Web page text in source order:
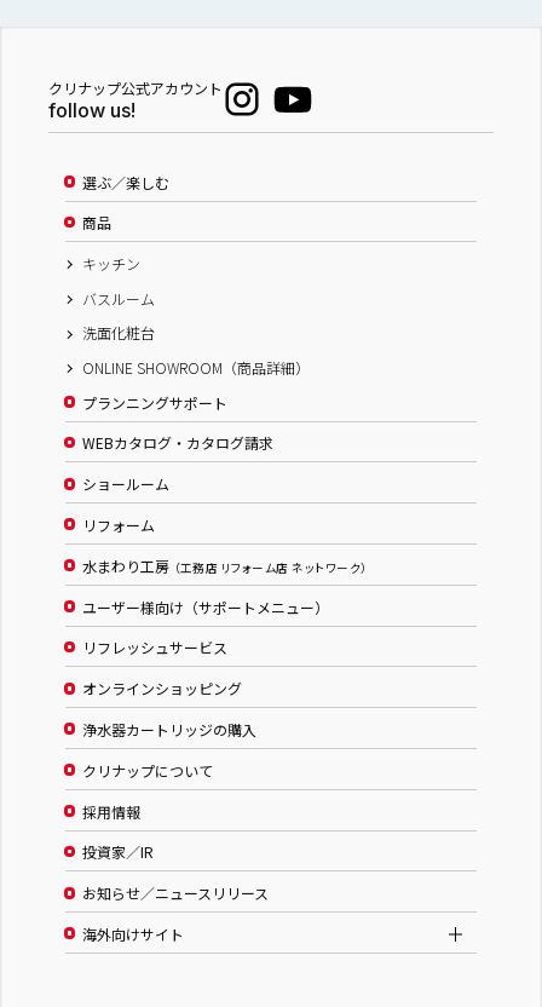
クリナップ公式アカウント
follow us!
選ぶ／楽しむ
商品
キッチン
バスルーム
洗面化粧台
ONLINE SHOWROOM（商品詳細）
プランニングサポート
WEBカタログ・カタログ請求
ショールーム
リフォーム
水まわり工房 （工務店 リフォーム店 ネットワーク）
ユーザー様向け（サポートメニュー）
リフレッシュサービス
オンラインショッピング
浄水器カートリッジの購入
クリナップについて
採用情報
投資家／IR
お知らせ／ニュースリリース
海外向けサイト